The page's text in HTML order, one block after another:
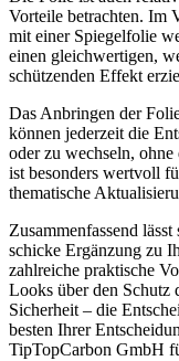
Vorteile betrachten. Im
mit einer Spiegelfolie
einen gleichwertigen,
schützenden Effekt
Das Anbringen der
können jederzeit die
oder zu wechseln,
ist besonders wertvoll
thematische
Zusammenfassend
schicke Ergänzung zu
zahlreiche praktische
Looks über den Schutz
Sicherheit – die
besten Ihrer
TipTopCarbon GmbH